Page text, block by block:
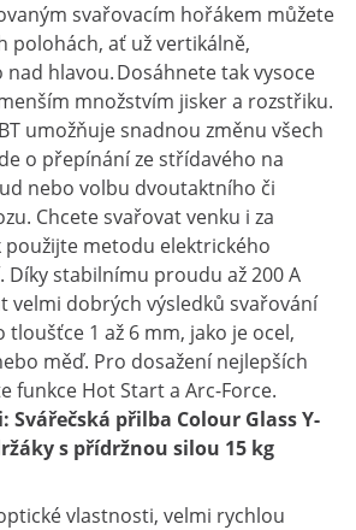
svařovacím hořákem můžete
polohách, ať už vertikálně,
hlavou. Dosáhnete tak vysoce
množstvím jisker a rozstřiku.
umožňuje snadnou změnu všech
o přepínání ze střídavého na
nebo volbu dvoutaktního či
Chcete svařovat venku i za
použijte metodu elektrického
Díky stabilnímu proudu až 200 A
velmi dobrých výsledků svařování
tloušťce 1 až 6 mm, jako je ocel,
měď. Pro dosažení nejlepších
funkce Hot Start a Arc-Force.
přilba Colour Glass Y-
s přídržnou silou 15 kg
vlastnosti, velmi rychlou